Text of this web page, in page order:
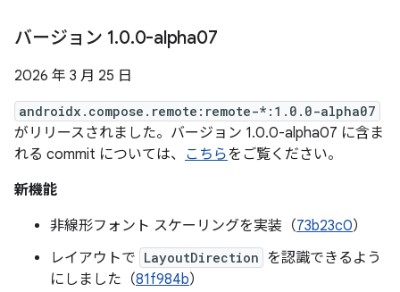
バージョン 1.0.0-alpha07
2026 年 3 月 25 日
androidx.compose.remote:remote-*:1.0.0-alpha07
がリリースされました。バージョン 1.0.0-alpha07 に含ま
れる commit については、 こちらをご覧ください。
新機能
非線形フォント スケーリングを実装（73b23c0）
レイアウトで LayoutDirection を認識できるよう
にしました（81f984b）